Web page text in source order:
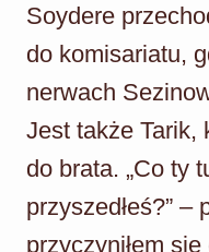
Soydere
do komisariatu,
nerwach
Jest także Tarik,
do brata. „Co ty
przyszedłeś?” –
przyczyniłem